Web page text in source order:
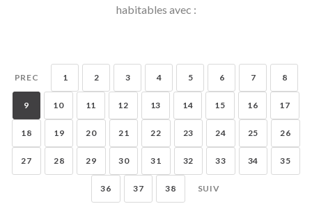
habitables avec :
PREC 1 2 3 4 5 6 7 8
9 10 11 12 13 14 15 16 17
18 19 20 21 22 23 24 25 26
27 28 29 30 31 32 33 34 35
36 37 38 SUIV